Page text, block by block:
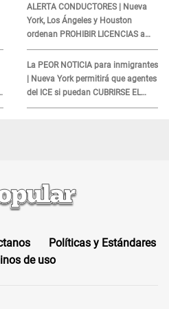
ALERTA CONDUCTORES | Nueva
York, Los Ángeles y Houston
ordenan PROHIBIR LICENCIAS a
quienes no presenten ESTE
DOCUMENTO
La PEOR NOTICIA para inmigrantes
| Nueva York permitirá que agentes
del ICE si puedan CUBRIRSE EL
ROSTRO
Políticas y Estándares
de uso